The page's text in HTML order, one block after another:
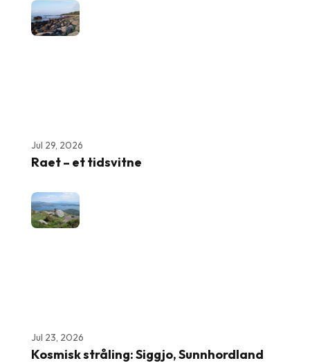
Jul 29, 2026
Raet – et tidsvitne
Jul 23, 2026
Kosmisk stråling: Siggjo, Sunnhordland